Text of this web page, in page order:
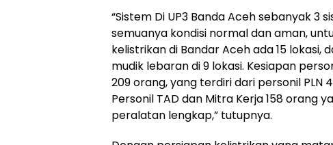
“Sistem Di UP3 Banda Aceh sebanyak 3
semuanya kondisi normal dan aman,
kelistrikan di Bandar Aceh ada 15 lokasi,
mudik lebaran di 9 lokasi. Kesiapan
209 orang, yang terdiri dari personil PLN
Personil TAD dan Mitra Kerja 158 orang
peralatan lengkap,” tutupnya.